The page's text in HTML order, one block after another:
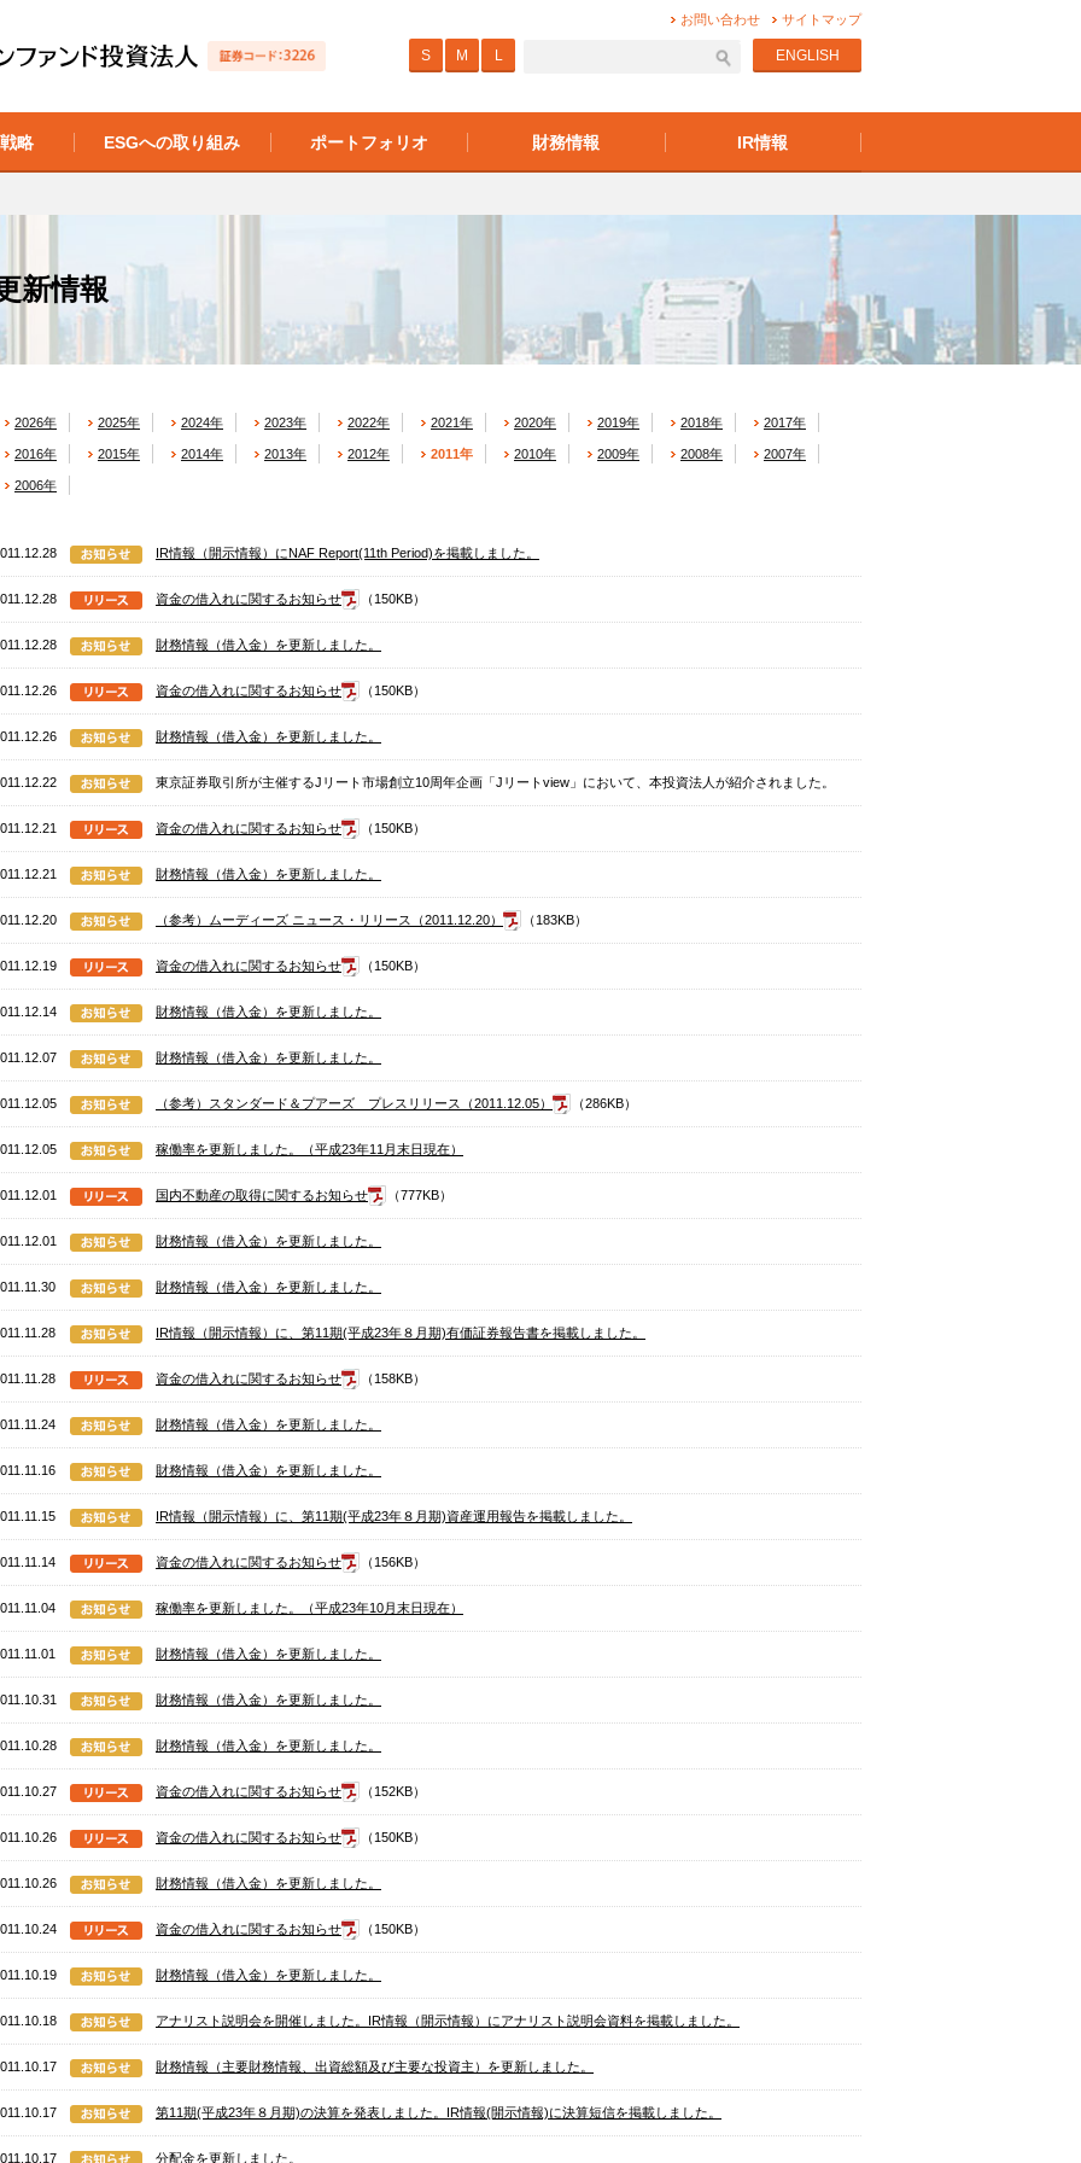
略 ESGへの取り組み ポートフォリオ 財務情報 IR情報
お問い合わせ サイトマップ
S M L ENGLISH
新情報
2026年 2025年 2024年 2023年 2022年 2021年 2020年 2019年 2018年 2017年
2016年 2015年 2014年 2013年 2012年 2011年 2010年 2009年 2008年 2007年
2006年
IR情報（開示情報）にNAF Report(11th Period)を掲載しました。
資金の借入れに関するお知らせ （150KB）
財務情報（借入金）を更新しました。
資金の借入れに関するお知らせ （150KB）
財務情報（借入金）を更新しました。
東京証券取引所が主催するJリート市場創立10周年企画「Jリートview」において、本投資法人が紹介されました。
資金の借入れに関するお知らせ （150KB）
財務情報（借入金）を更新しました。
（参考）ムーディーズ ニュース・リリース（2011.12.20） （183KB）
資金の借入れに関するお知らせ （150KB）
財務情報（借入金）を更新しました。
財務情報（借入金）を更新しました。
（参考）スタンダード＆プアーズ プレスリリース（2011.12.05） （286KB）
稼働率を更新しました。（平成23年11月末日現在）
国内不動産の取得に関するお知らせ （777KB）
財務情報（借入金）を更新しました。
財務情報（借入金）を更新しました。
IR情報（開示情報）に、第11期(平成23年８月期)有価証券報告書を掲載しました。
資金の借入れに関するお知らせ （158KB）
財務情報（借入金）を更新しました。
財務情報（借入金）を更新しました。
IR情報（開示情報）に、第11期(平成23年８月期)資産運用報告を掲載しました。
資金の借入れに関するお知らせ （156KB）
稼働率を更新しました。（平成23年10月末日現在）
財務情報（借入金）を更新しました。
財務情報（借入金）を更新しました。
財務情報（借入金）を更新しました。
資金の借入れに関するお知らせ （152KB）
資金の借入れに関するお知らせ （150KB）
財務情報（借入金）を更新しました。
資金の借入れに関するお知らせ （150KB）
財務情報（借入金）を更新しました。
アナリスト説明会を開催しました。IR情報（開示情報）にアナリスト説明会資料を掲載しました。
財務情報（主要財務情報、出資総額及び主要な投資主）を更新しました。
第11期(平成23年８月期)の決算を発表しました。IR情報(開示情報)に決算短信を掲載しました。
分配金を更新しました。